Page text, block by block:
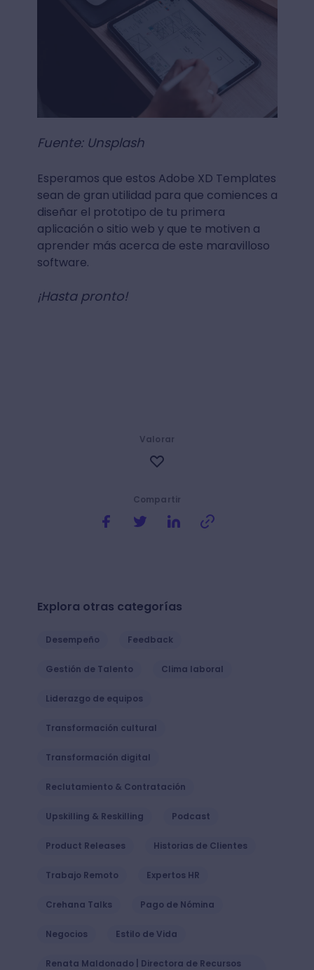
Fuente: Unsplash
Esperamos que estos Adobe XD Templates
sean de gran utilidad para que comiences a
diseñar el prototipo de tu primera
aplicación o sitio web y que te motiven a
aprender más acerca de este maravilloso
software.
¡Hasta pronto!
Compartir
Valorar
Explora otras categorías
Desempeño Feedback
Gestión de Talento Clima laboral
Liderazgo de equipos
Transformación cultural
Transformación digital
Reclutamiento & Contratación
Upskilling & Reskilling Podcast
Product Releases Historias de Clientes
Trabajo Remoto Expertos HR
Crehana Talks Pago de Nómina
Negocios Estilo de Vida
Renata Maldonado | Directora de Recursos